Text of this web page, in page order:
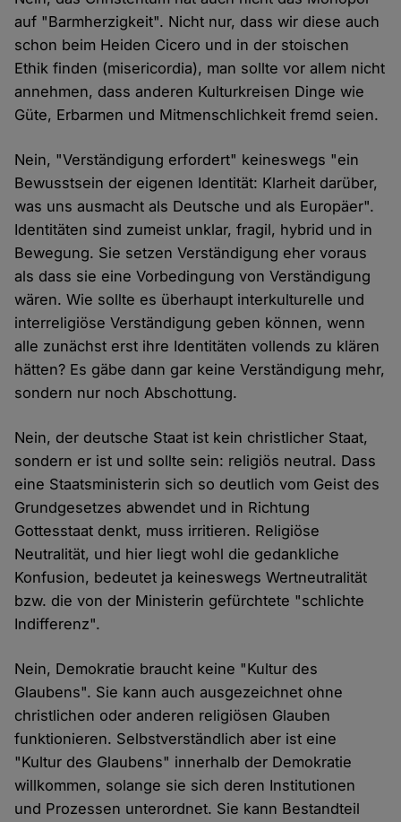
auf "Barmherzigkeit". Nicht nur, dass wir diese auch
schon beim Heiden Cicero und in der stoischen
Ethik finden (misericordia), man sollte vor allem nicht
annehmen, dass anderen Kulturkreisen Dinge wie
Güte, Erbarmen und Mitmenschlichkeit fremd seien.
Nein, "Verständigung erfordert" keineswegs "ein
Bewusstsein der eigenen Identität: Klarheit darüber,
was uns ausmacht als Deutsche und als Europäer".
Identitäten sind zumeist unklar, fragil, hybrid und in
Bewegung. Sie setzen Verständigung eher voraus
als dass sie eine Vorbedingung von Verständigung
wären. Wie sollte es überhaupt interkulturelle und
interreligiöse Verständigung geben können, wenn
alle zunächst erst ihre Identitäten vollends zu klären
hätten? Es gäbe dann gar keine Verständigung mehr,
sondern nur noch Abschottung.
Nein, der deutsche Staat ist kein christlicher Staat,
sondern er ist und sollte sein: religiös neutral. Dass
eine Staatsministerin sich so deutlich vom Geist des
Grundgesetzes abwendet und in Richtung
Gottesstaat denkt, muss irritieren. Religiöse
Neutralität, und hier liegt wohl die gedankliche
Konfusion, bedeutet ja keineswegs Wertneutralität
bzw. die von der Ministerin gefürchtete "schlichte
Indifferenz".
Nein, Demokratie braucht keine "Kultur des
Glaubens". Sie kann auch ausgezeichnet ohne
christlichen oder anderen religiösen Glauben
funktionieren. Selbstverständlich aber ist eine
"Kultur des Glaubens" innerhalb der Demokratie
willkommen, solange sie sich deren Institutionen
und Prozessen unterordnet. Sie kann Bestandteil